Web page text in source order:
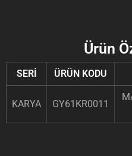
Ürün
SERİ ÜRÜN KODU
KARYA GY61KR0011